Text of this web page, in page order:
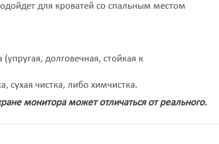
для кроватей со спальным местом
долговечная, стойкая к
сухая чистка, либо химчистка.
монитора может отличаться от реального.